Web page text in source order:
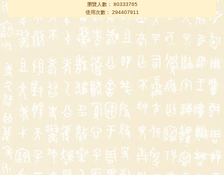
瀏覽人數： 80333765
使用次數： 294407911